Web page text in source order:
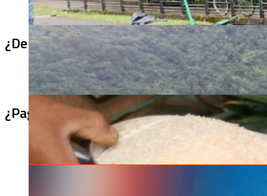
¿De qué sirve un puente terminado si no
¿Pagaron menos de lo permitido por el